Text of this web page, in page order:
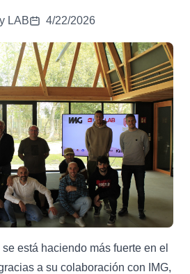
LAB 4/22/2026
está haciendo más fuerte en el
a su colaboración con IMG,